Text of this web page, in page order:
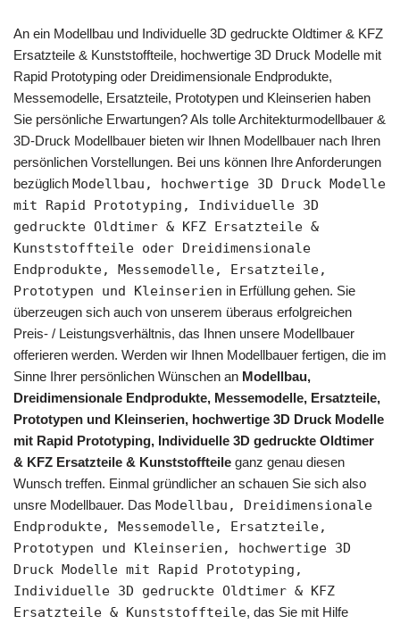
An ein Modellbau und Individuelle 3D gedruckte Oldtimer & KFZ
Ersatzteile & Kunststoffteile, hochwertige 3D Druck Modelle mit
Rapid Prototyping oder Dreidimensionale Endprodukte,
Messemodelle, Ersatzteile, Prototypen und Kleinserien haben
Sie persönliche Erwartungen? Als tolle Architekturmodellbauer &
3D-Druck Modellbauer bieten wir Ihnen Modellbauer nach Ihren
persönlichen Vorstellungen. Bei uns können Ihre Anforderungen
bezüglich Modellbau, hochwertige 3D Druck Modelle
mit Rapid Prototyping, Individuelle 3D
gedruckte Oldtimer & KFZ Ersatzteile &
Kunststoffteile oder Dreidimensionale
Endprodukte, Messemodelle, Ersatzteile,
Prototypen und Kleinserien in Erfüllung gehen. Sie
überzeugen sich auch von unserem überaus erfolgreichen
Preis- / Leistungsverhältnis, das Ihnen unsere Modellbauer
offerieren werden. Werden wir Ihnen Modellbauer fertigen, die im
Sinne Ihrer persönlichen Wünschen an Modellbau,
Dreidimensionale Endprodukte, Messemodelle, Ersatzteile,
Prototypen und Kleinserien, hochwertige 3D Druck Modelle
mit Rapid Prototyping, Individuelle 3D gedruckte Oldtimer
& KFZ Ersatzteile & Kunststoffteile ganz genau diesen
Wunsch treffen. Einmal gründlicher an schauen Sie sich also
unsre Modellbauer. Das Modellbau, Dreidimensionale
Endprodukte, Messemodelle, Ersatzteile,
Prototypen und Kleinserien, hochwertige 3D
Druck Modelle mit Rapid Prototyping,
Individuelle 3D gedruckte Oldtimer & KFZ
Ersatzteile & Kunststoffteile, das Sie mit Hilfe